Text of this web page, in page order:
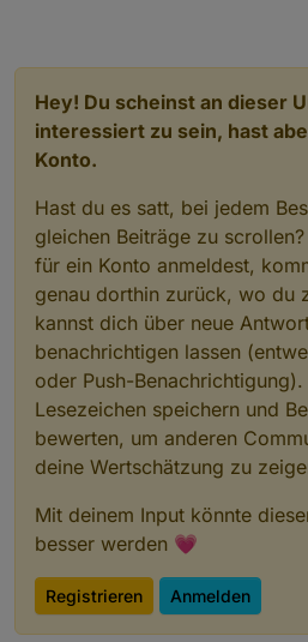
Hey! Du scheinst an dieser
interessiert zu sein, hast
Konto.
Hast du es satt, bei jedem
gleichen Beiträge zu
für ein Konto anmeldest,
genau dorthin zurück, wo du
kannst dich über neue
benachrichtigen lassen
oder Push-
Lesezeichen speichern und
bewerten, um anderen
deine Wertschätzung zu
Mit deinem Input könnte
besser werden 💗
Registrieren Anmelden